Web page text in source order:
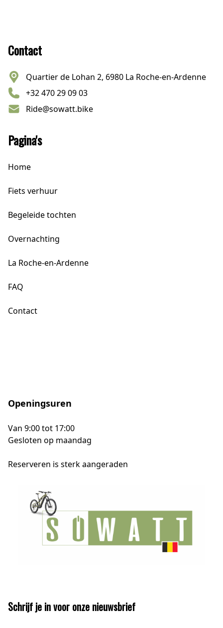
Contact
Quartier de Lohan 2, 6980 La Roche-en-Ardenne
+32 470 29 09 03
Ride@sowatt.bike
Pagina's
Home
Fiets verhuur
Begeleide tochten
Overnachting
La Roche-en-Ardenne
FAQ
Contact
Openingsuren
Van 9:00 tot 17:00
Gesloten op maandag
Reserveren is sterk aangeraden
Schrijf je in voor onze nieuwsbrief